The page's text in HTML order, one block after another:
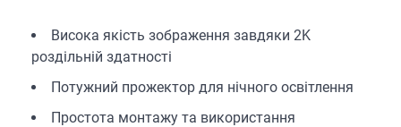
Висока якість зображення завдяки 2K
роздільній здатності
Потужний прожектор для нічного освітлення
Простота монтажу та використання